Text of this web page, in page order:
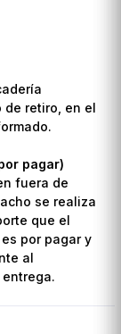
retiro, en el
pagar)
fuera de
se realiza
que el
por pagar y
al